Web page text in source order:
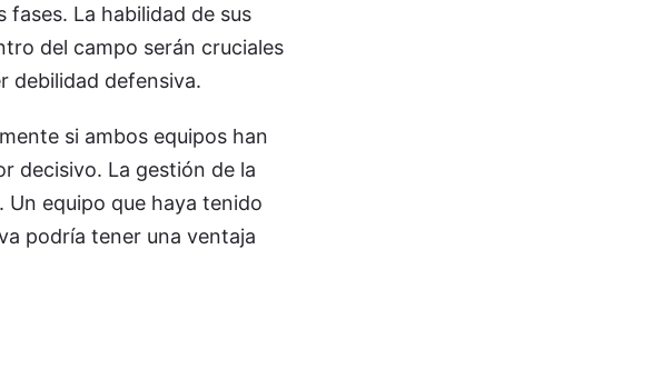
La habilidad de sus
del campo serán cruciales
debilidad defensiva.
si ambos equipos han
decisivo. La gestión de la
equipo que haya tenido
podría tener una ventaja